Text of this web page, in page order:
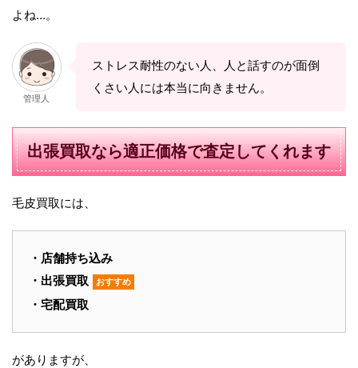
よね…。
管理人
ストレス耐性のない人、人と話すのが面倒
くさい人には本当に向きません。
出張買取なら適正価格で査定してくれます
毛皮買取には、
・店舗持ち込み
・出張買取
おすすめ
・宅配買取
がありますが、